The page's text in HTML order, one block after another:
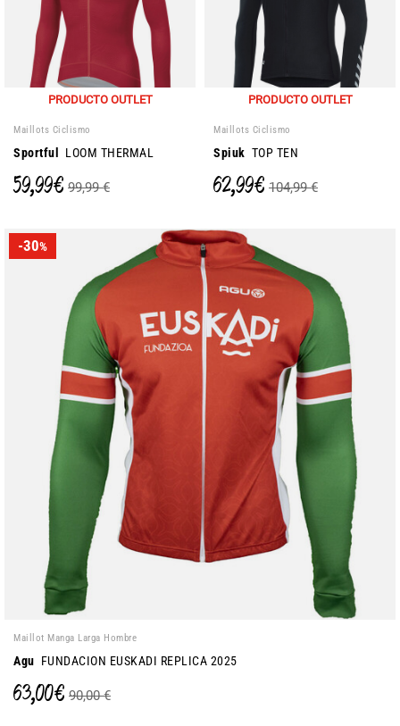
PRODUCTO OUTLET
Maillots Ciclismo
Sportful LOOM THERMAL
59,99 € 99,99 €
PRODUCTO OUTLET
Maillots Ciclismo
Spiuk TOP TEN
62,99 € 104,99 €
-30%
Maillot Manga Larga Hombre
Agu FUNDACION EUSKADI REPLICA 2025
63,00 € 90,00 €